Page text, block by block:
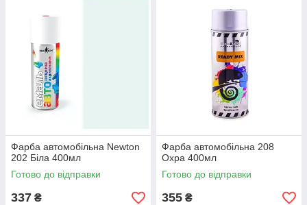
Фарба автомобільна Newton
202 Біла 400мл
Готово до відправки
337 ₴
Фарба автомобільна 208
Охра 400мл
Готово до відправки
355 ₴